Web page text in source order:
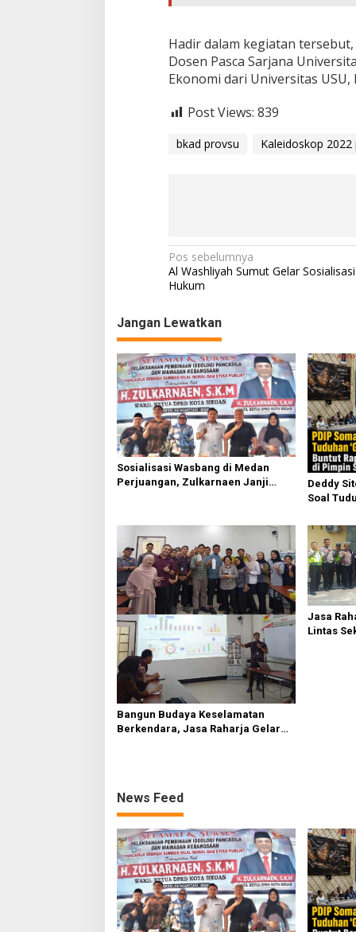
Hadir dalam kegiatan tersebut,
Dosen Pasca Sarjana
Ekonomi dari Universitas
Post Views: 839
bkad provsu Kaleidoskop 2022
N
a
i
g
a
s
i
p
o
s
Pos sebelumnya
Al Washliyah Sumut Gelar
Hukum
Jangan Lewatkan
Sosialisasi Wasbang di Medan
Perjuangan, Zulkarnaen Janji
Deddy
Soal
Sufmi
Bangun Budaya Keselamatan
Berkendara, Jasa Raharja Gelar
Jasa
Lintas
News Feed